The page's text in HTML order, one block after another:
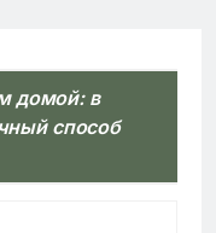
домой: в
способ